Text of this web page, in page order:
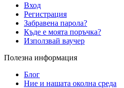
Вход
Регистрация
Забравена парола?
Къде е моята поръчка?
Използвай ваучер
Полезна информация
Блог
Ние и нашата околна среда